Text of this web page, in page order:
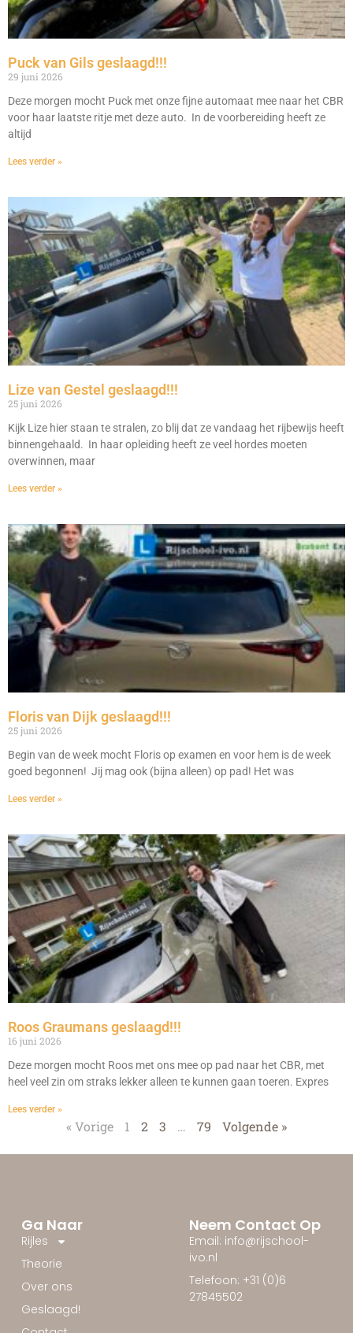
Puck van Gils geslaagd!!!
29 juni 2026
Deze morgen mocht Puck met onze fijne automaat mee naar het CBR
voor haar laatste ritje met deze auto. In de voorbereiding heeft ze
altijd
Lees verder »
Lize van Gestel geslaagd!!!
25 juni 2026
Kijk Lize hier staan te stralen, zo blij dat ze vandaag het rijbewijs heeft
binnengehaald. In haar opleiding heeft ze veel hordes moeten
overwinnen, maar
Lees verder »
Floris van Dijk geslaagd!!!
25 juni 2026
Begin van de week mocht Floris op examen en voor hem is de week
goed begonnen! Jij mag ook (bijna alleen) op pad! Het was
Lees verder »
Roos Graumans geslaagd!!!
16 juni 2026
Deze morgen mocht Roos met ons mee op pad naar het CBR, met
heel veel zin om straks lekker alleen te kunnen gaan toeren. Expres
Lees verder »
« Vorige 1 2 3 … 79 Volgende »
Ga Naar
Rijles
Theorie
Over ons
Geslaagd!
Neem Contact Op
Email: info@rijschool-
ivo.nl
Telefoon: +31 (0)6
27845502